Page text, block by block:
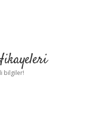
bilgiler!